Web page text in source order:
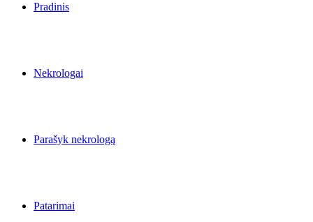
Pradinis
Nekrologai
Parašyk nekrologą
Patarimai